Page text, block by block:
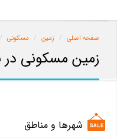
صفحه اصلی زمین مسکونی
زمین مسکونی در
شهرها و مناطق